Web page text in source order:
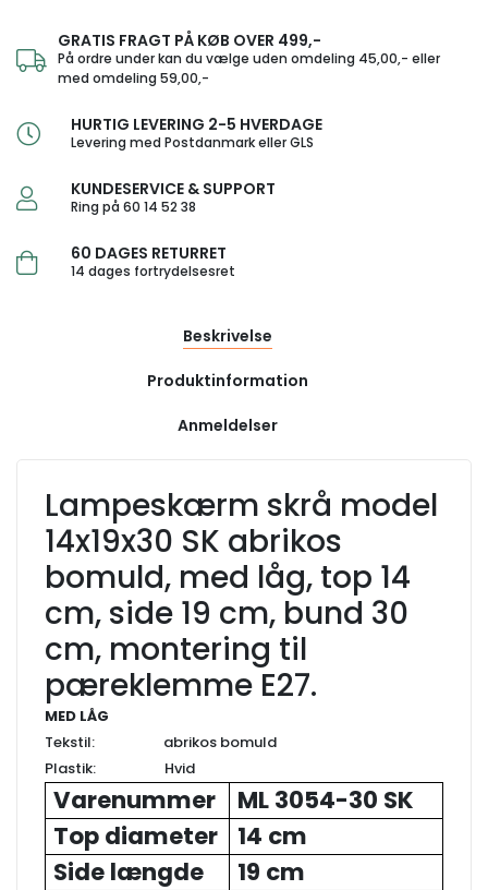
GRATIS FRAGT PÅ KØB OVER 499,-
På ordre under kan du vælge uden omdeling 45,00,- eller
med omdeling 59,00,-
HURTIG LEVERING 2-5 HVERDAGE
Levering med Postdanmark eller GLS
KUNDESERVICE & SUPPORT
Ring på 60 14 52 38
60 DAGES RETURRET
14 dages fortrydelsesret
Beskrivelse
Produktinformation
Anmeldelser
Lampeskærm skrå model
14x19x30 SK abrikos
bomuld, med låg, top 14
cm, side 19 cm, bund 30
cm, montering til
pæreklemme E27.
MED LÅG
Tekstil: abrikos bomuld
Plastik: Hvid
Varenummer
ML 3054-30 SK
Top diameter
14 cm
Side længde
19 cm